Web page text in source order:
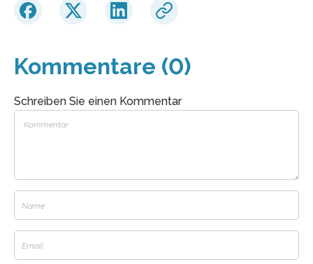
Kommentare (0)
Schreiben Sie einen Kommentar